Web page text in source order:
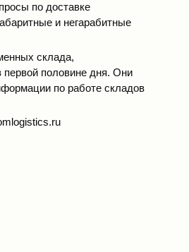
по доставке
и негарабитные
склада,
первой половине дня. Они
по работе складов